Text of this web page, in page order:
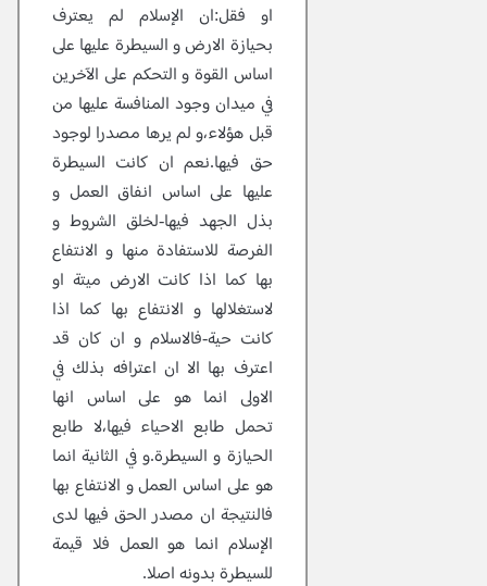
او فقل:ان الإسلام لم يعترف
بحيازة الارض و السيطرة عليها على
اساس القوة و التحكم على الآخرين
في ميدان وجود المنافسة عليها من
قبل هؤلاء،و لم يرها مصدرا لوجود
حق فيها.نعم ان كانت السيطرة
عليها على اساس انفاق العمل و
بذل الجهد فيها-لخلق الشروط و
الفرصة للاستفادة منها و الانتفاع
بها كما اذا كانت الارض ميتة او
لاستغلالها و الانتفاع بها كما اذا
كانت حية-فالاسلام و ان كان قد
اعترف بها الا ان اعترافه بذلك في
الاولى انما هو على اساس انها
تحمل طابع الاحياء فيها،لا طابع
الحيازة و السيطرة.و في الثانية انما
هو على اساس العمل و الانتفاع بها
فالنتيجة ان مصدر الحق فيها لدى
الإسلام انما هو العمل فلا قيمة
للسيطرة بدونه اصلا.